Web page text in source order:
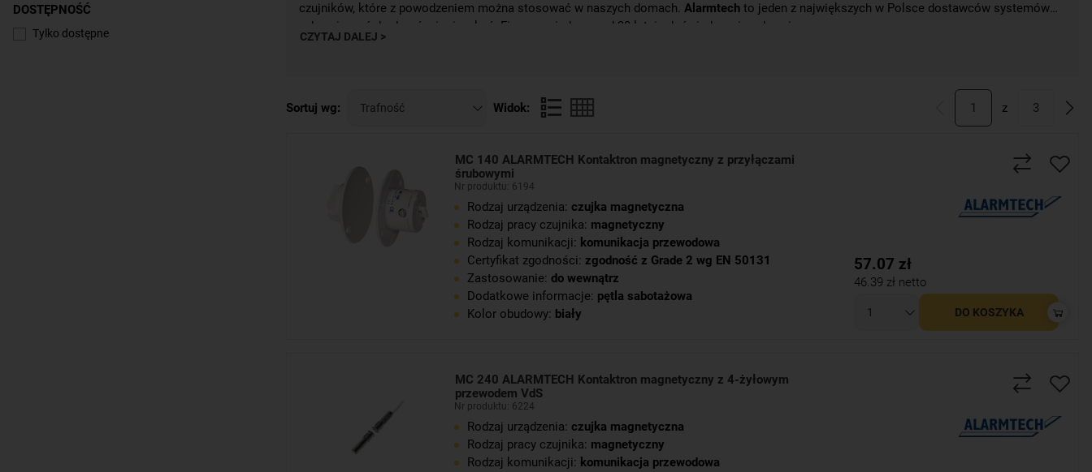
DOSTĘPNOŚĆ
Tylko dostępne
czujników, które z powodzeniem można stosować w naszych domach. Alarmtech to jeden z największych w Polsce dostawców systemów
zabezpieczeń do domów i mieszkań. Firma posiada ponad 30 letnie doświadczenie w branży.
Alarmtech w swojej ofercie ma wiele
Alarmtech to także zespół ludzi, którzy stawiają na nieustanny rozwój, wciąż dopracowując swoje produkty i biorąc udział w wielu
międzynarodowych szkoleniach. Urządzenia można ze sobą prosto łączyć, tworząc tym samym zaawansowany system wykrywający wszelkie
tylko fizyczne bezpieczeństwo, ale też psychiczny spokój. Nie ma chyba nic gorszego, niż strach podczas spania we własnym domu.
CZYTAJ DALEJ >
Sortuj wg: Widok: 1 z 3
MC 140 ALARMTECH Kontaktron magnetyczny z przyłączami
śrubowymi
Nr produktu: 6194
Rodzaj urządzenia: czujka magnetyczna
Rodzaj pracy czujnika: magnetyczny
Rodzaj komunikacji: komunikacja przewodowa
Certyfikat zgodności: zgodność z Grade 2 wg EN 50131
Zastosowanie: do wewnątrz
Dodatkowe informacje: pętla sabotażowa
Kolor obudowy: biały
57.07 zł
46.39 zł netto
DO KOSZYKA
MC 240 ALARMTECH Kontaktron magnetyczny z 4-żyłowym
przewodem VdS
Nr produktu: 6224
Rodzaj urządzenia: czujka magnetyczna
Rodzaj pracy czujnika: magnetyczny
Rodzaj komunikacji: komunikacja przewodowa